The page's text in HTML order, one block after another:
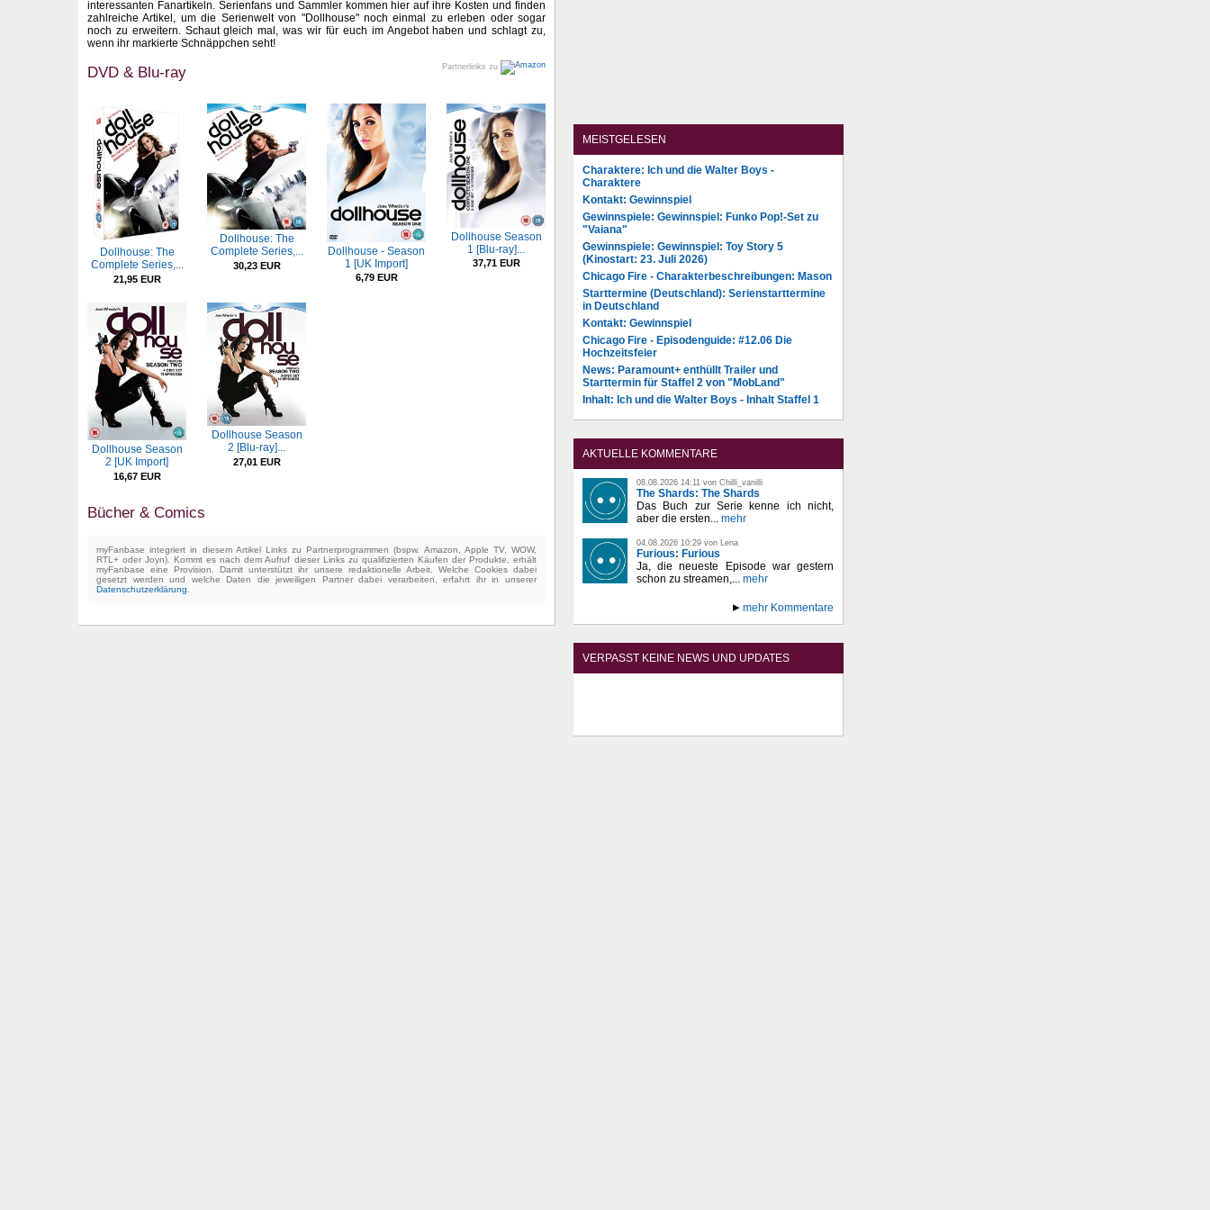
interessanten Fanartikeln. Serienfans und Sammler kommen hier auf ihre Kosten und finden
zahlreiche Artikel, um die Serienwelt von "Dollhouse" noch einmal zu erleben oder sogar
noch zu erweitern. Schaut gleich mal, was wir für euch im Angebot haben und schlagt zu,
wenn ihr markierte Schnäppchen seht!
Partnerlinks zu
DVD & Blu-ray
Dollhouse: The
Complete Series,...
21,95 EUR
Dollhouse: The
Complete Series,...
30,23 EUR
Dollhouse - Season
1 [UK Import]
6,79 EUR
Dollhouse Season
1 [Blu-ray]...
37,71 EUR
Dollhouse Season
2 [UK Import]
16,67 EUR
Dollhouse Season
2 [Blu-ray]...
27,01 EUR
Bücher & Comics
myFanbase integriert in diesem Artikel Links zu Partnerprogrammen (bspw. Amazon, Apple TV, WOW,
RTL+ oder Joyn). Kommt es nach dem Aufruf dieser Links zu qualifizierten Käufen der Produkte, erhält
myFanbase eine Provision. Damit unterstützt ihr unsere redaktionelle Arbeit. Welche Cookies dabei
gesetzt werden und welche Daten die jeweiligen Partner dabei verarbeiten, erfahrt ihr in unserer
Datenschutzerklärung
MEISTGELESEN
Charaktere: Ich und die Walter Boys -
Charaktere
Kontakt: Gewinnspiel
Gewinnspiele: Gewinnspiel: Funko Pop!-Set zu
"Vaiana"
Gewinnspiele: Gewinnspiel: Toy Story 5
(Kinostart: 23. Juli 2026)
Chicago Fire - Charakterbeschreibungen: Mason
Starttermine (Deutschland): Serienstarttermine
in Deutschland
Kontakt: Gewinnspiel
Chicago Fire - Episodenguide: #12.06 Die
Hochzeitsfeier
News: Paramount+ enthüllt Trailer und
Starttermin für Staffel 2 von "MobLand"
Inhalt: Ich und die Walter Boys - Inhalt Staffel 1
AKTUELLE KOMMENTARE
08.08.2026 14:11 von Chilli_vanilli
The Shards: The Shards
Das Buch zur Serie kenne ich nicht,
aber die ersten... mehr
04.08.2026 10:29 von Lena
Furious: Furious
Ja, die neueste Episode war gestern
schon zu streamen,... mehr
mehr Kommentare
VERPASST KEINE NEWS UND UPDATES